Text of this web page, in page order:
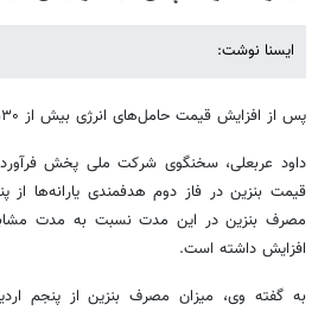
ایسنا نوشت:
پس از افزایش قیمت حامل‌های انرژی بیش از ۵۳۰ میلیون لیتر بنزین مصرف شد.
داود عربعلی، سخنگوی شرکت ملی پخش
قیمت بنزین در فاز دوم هدفمندی یارانه‌ها از
افزایش داشته است.
به گفته وی، میزان مصرف بنزین از پنجم